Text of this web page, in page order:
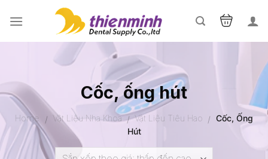
Cốc, ống hút
Home / Vật Liệu Nha Khoa / Vật Liệu Tiêu Hao / Cốc, Ống
Hút